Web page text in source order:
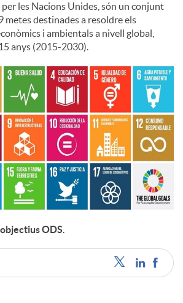
les Nacions Unides, són un conjunt
metes destinades a resoldre els
i ambientals a nivell global,
anys (2015-2030).
ODS.